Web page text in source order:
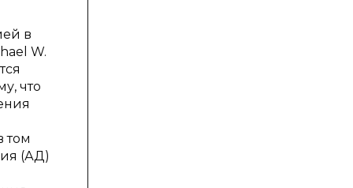
в
W.
что
том
(АД)